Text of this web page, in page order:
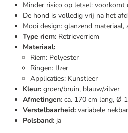
Minder risico op letsel:
De hond is volledig vrij na het
Mooi design: glanzend
Type riem: Retrieverriem
Materiaal:
Riem: Polyester
Ringen: IJzer
Applicaties: Kunstleer
Kleur: groen/bruin, blauw/zilver
Afmetingen: ca. 170 cm lang, Ø
Verstelbaarheid: variabele
Polsband: ja